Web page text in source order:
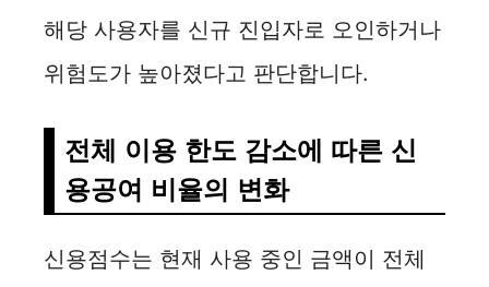
해당 사용자를 신규 진입자로 오인하거나
위험도가 높아졌다고 판단합니다.
전체 이용 한도 감소에 따른 신
용공여 비율의 변화
신용점수는 현재 사용 중인 금액이 전체